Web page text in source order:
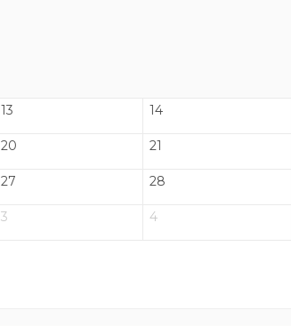
13 14
20 21
27 28
3 4